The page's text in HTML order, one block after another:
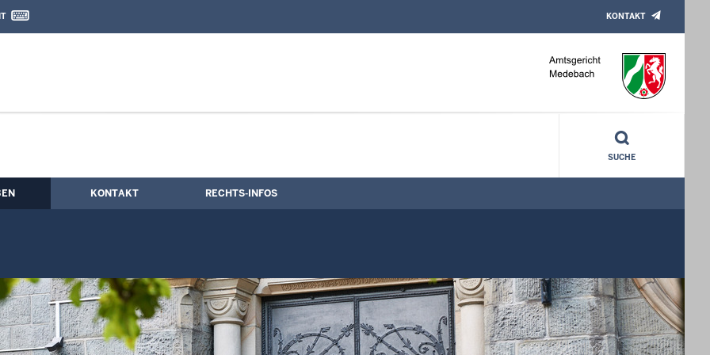
möglich
Kontaktformular
KONTAKT
SUCHE
KONTAKT RECHTS-INFOS